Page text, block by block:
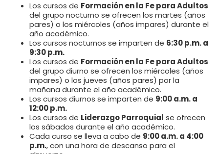
Los cursos de Formación en la Fe para Adultos
del grupo nocturno se ofrecen los martes (años
pares) o los miércoles (años impares) durante el
año académico.
Los cursos nocturnos se imparten de 6:30 p.m. a
9:30 p.m.
Los cursos de Formación en la Fe para Adultos
del grupo diurno se ofrecen los miércoles (años
impares) o los jueves (años pares) por la
mañana durante el año académico.
Los cursos diurnos se imparten de 9:00 a.m. a
12:00 p.m.
Los cursos de Liderazgo Parroquial se ofrecen
los sábados durante el año académico.
Cada curso se lleva a cabo de 9:00 a.m. a 4:00
p.m., con una hora de descanso para el